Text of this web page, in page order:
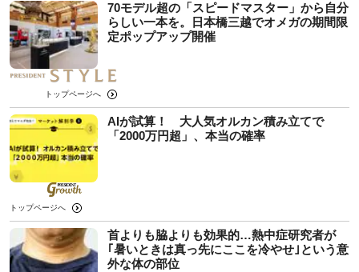
70モデル超の「スピードマスター」から自分
らしい一本を。日本橋三越でオメガの期間限
定ポップアップ開催
トップページへ
AIが試算！ 大人気オルカン積み立てで
「2000万円超」、本当の確率
トップページへ
首よりも脇よりも効果的…熱中症研究者が
｢暑いときは真っ先にここを冷やせ｣という意
外な体の部位